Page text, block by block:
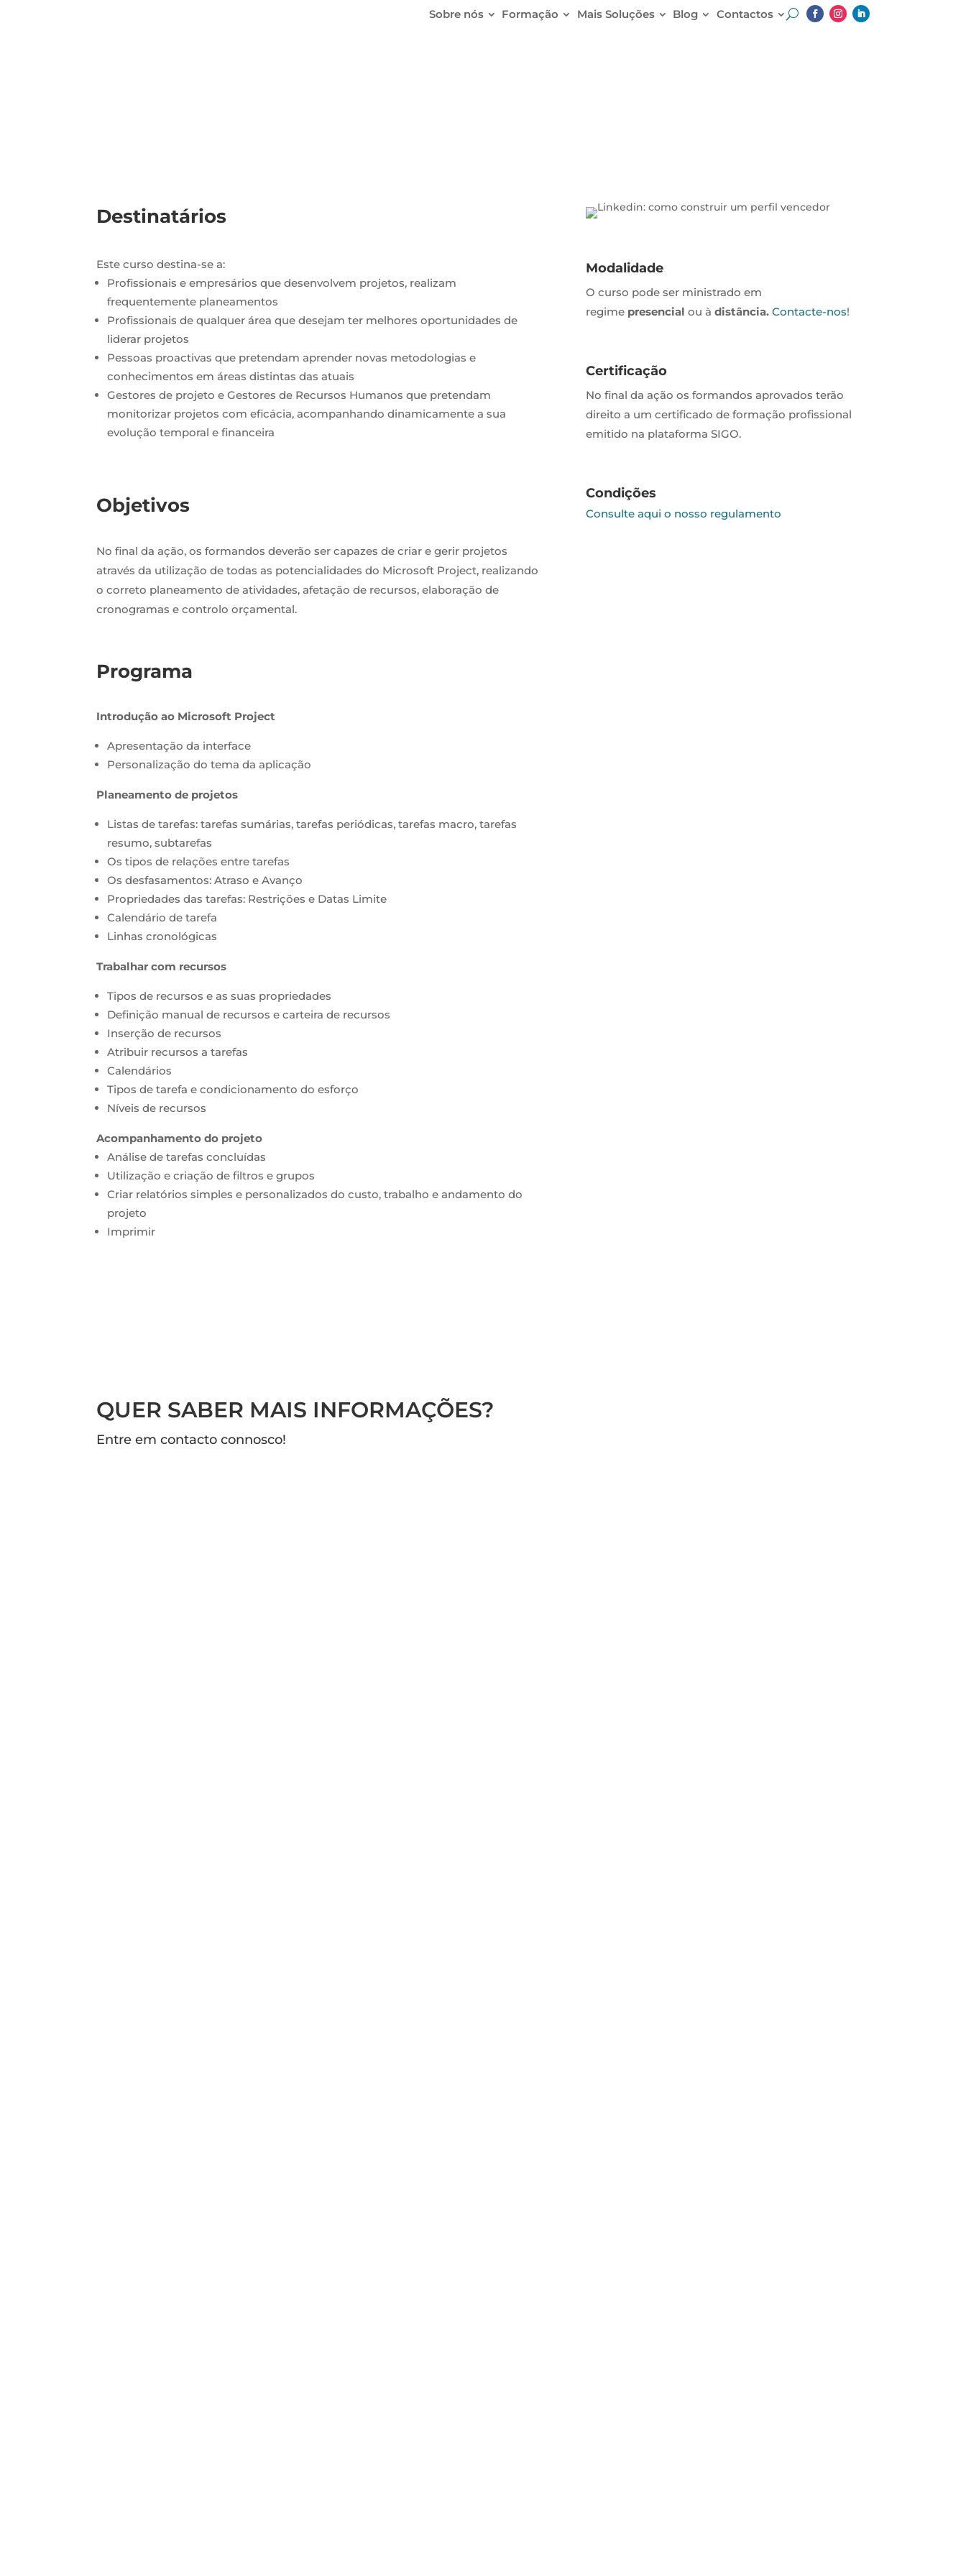
Sobre nós Formação Mais Soluções Blog Contactos
Destinatários
Este curso destina-se a:
Profissionais e empresários que desenvolvem projetos, realizam
frequentemente planeamentos
Profissionais de qualquer área que desejam ter melhores oportunidades de
liderar projetos
Pessoas proactivas que pretendam aprender novas metodologias e
conhecimentos em áreas distintas das atuais
Gestores de projeto e Gestores de Recursos Humanos que pretendam
monitorizar projetos com eficácia, acompanhando dinamicamente a sua
evolução temporal e financeira
Objetivos
No final da ação, os formandos deverão ser capazesde criar e gerir projetos
através da utilização de todas as potencialidades do Microsoft Project, realizando
o correto planeamento de atividades, afetação de recursos, elaboração de
cronogramas e controlo orçamental.
Programa
Introdução ao Microsoft Project
Apresentação da interface
Personalização do tema da aplicação
Planeamento de projetos
Listas de tarefas: tarefas sumárias, tarefas periódicas, tarefas macro, tarefas
resumo, subtarefas
Os tipos de relações entre tarefas
Os desfasamentos: Atraso e Avanço
Propriedades das tarefas: Restrições e Datas Limite
Calendário de tarefa
Linhas cronológicas
Trabalhar com recursos
Tipos de recursos e as suas propriedades
Definição manual de recursos e carteira de recursos
Inserção de recursos
Atribuir recursos a tarefas
Calendários
Tipos de tarefa e condicionamento do esforço
Níveis de recursos
Acompanhamento do projeto
Análise de tarefas concluídas
Utilização e criação de filtros e grupos
Criar relatórios simples e personalizados do custo, trabalho e andamento do
projeto
Imprimir
Modalidade
O curso pode ser ministrado em
regime presencial ou à distância. Contacte-nos!
Certificação
No final da ação os formandos aprovados terão
direito a um certificado de formação profissional
emitido na plataforma SIGO.
Condições
Consulte aqui o nosso regulamento
QUER SABER MAIS INFORMAÇÕES?
Entre em contacto connosco!